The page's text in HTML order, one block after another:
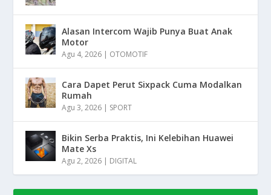
Alasan Intercom Wajib Punya Buat Anak
Motor
Agu 4, 2026 | OTOMOTIF
Cara Dapet Perut Sixpack Cuma Modalkan
Rumah
Agu 3, 2026 | SPORT
Bikin Serba Praktis, Ini Kelebihan Huawei
Mate Xs
Agu 2, 2026 | DIGITAL